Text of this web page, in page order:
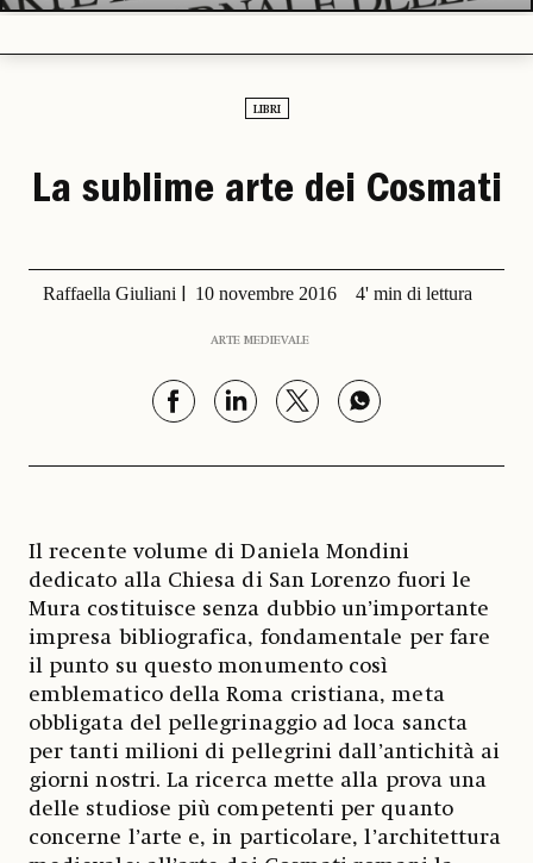
LIBRI
La sublime arte dei Cosmati
Raffaella Giuliani 10 novembre 2016 4' min di lettura
ARTE MEDIEVALE
Il recente volume di Daniela Mondini
dedicato alla Chiesa di San Lorenzo fuori le
Mura costituisce senza dubbio un’importante
impresa bibliografica, fondamentale per fare
il punto su questo monumento così
emblematico della Roma cristiana, meta
obbligata del pellegrinaggio ad loca sancta
per tanti milioni di pellegrini dall’antichità ai
giorni nostri. La ricerca mette alla prova una
delle studiose più competenti per quanto
concerne l’arte e, in particolare, l’architettura